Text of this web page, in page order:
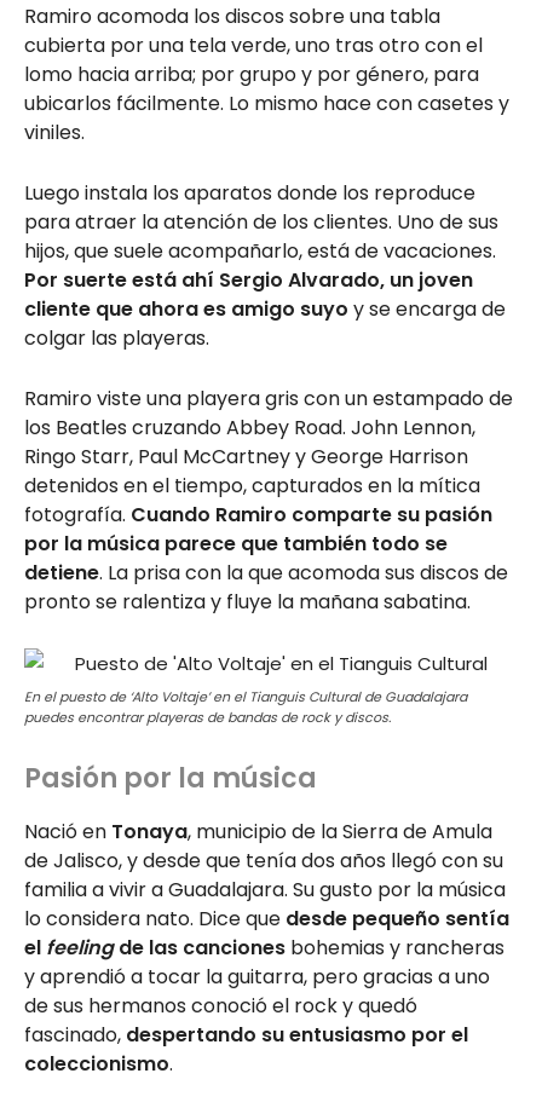
Ramiro acomoda los discos sobre una tabla
cubierta por una tela verde, uno tras otro con el
lomo hacia arriba; por grupo y por género, para
ubicarlos fácilmente. Lo mismo hace con casetes y
viniles.
Luego instala los aparatos donde los reproduce
para atraer la atención de los clientes. Uno de sus
hijos, que suele acompañarlo, está de vacaciones.
Por suerte está ahí Sergio Alvarado, un joven
cliente que ahora es amigo suyo y se encarga de
colgar las playeras.
Ramiro viste una playera gris con un estampado de
los Beatles cruzando Abbey Road. John Lennon,
Ringo Starr, Paul McCartney y George Harrison
detenidos en el tiempo, capturados en la mítica
fotografía. Cuando Ramiro comparte su pasión
por la música parece que también todo se
detiene. La prisa con la que acomoda sus discos de
pronto se ralentiza y fluye la mañana sabatina.
En el puesto de ‘Alto Voltaje’ en el Tianguis Cultural de Guadalajara
puedes encontrar playeras de bandas de rock y discos.
Pasión por la música
Nació en Tonaya, municipio de la Sierra de Amula
de Jalisco, y desde que tenía dos años llegó con su
familia a vivir a Guadalajara. Su gusto por la música
lo considera nato. Dice que desde pequeño sentía
el feelingde las canciones bohemias y rancheras
y aprendió a tocar la guitarra, pero gracias a uno
de sus hermanos conoció el rock y quedó
fascinado, despertando su entusiasmo por el
coleccionismo.